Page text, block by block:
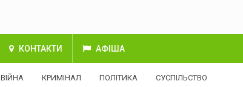
КОНТАКТИ АФІША
ВІЙНА КРИМІНАЛ ПОЛІТИКА СУСПІЛЬСТВО